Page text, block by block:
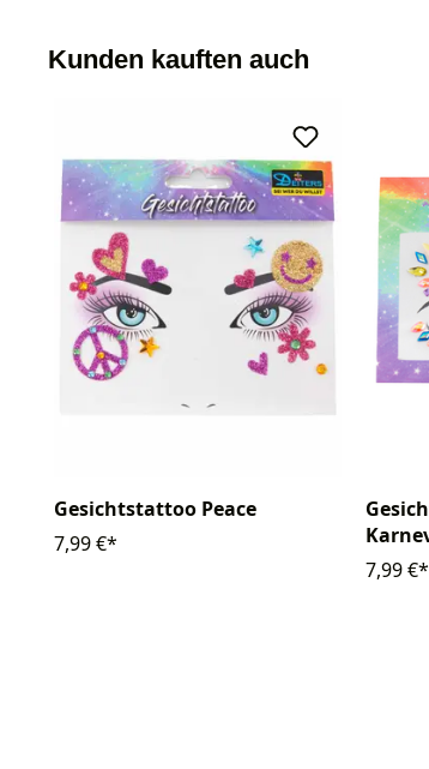
Kunden kauften auch
Gesichtstattoo Peace
7,99 €*
7,99 €*